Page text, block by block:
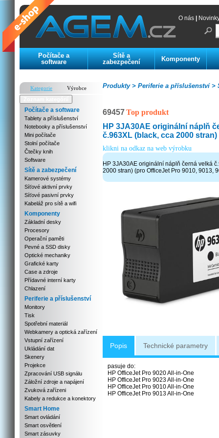
O nás
Počítače a
software
Sítě a
zabezpečení
Komponenty
Kategorie
Výrobce
Počítače a software
Tablety a příslušenství
Notebooky a příslušenství
Mini počítače
Stolní počítače
Čtečky knih
Software
Sítě a zabezpečení
Kamerové systémy
Síťové aktivní prvky
Síťové pasivní prvky
Kabeláž pro sítě a wifi
Komponenty
Základní desky
Procesory
Operační paměti
Pevné a SSD disky
Optické mechaniky
Grafické karty
Case a zdroje
Přídavné interní karty
Chlazení
Periferie a příslušenství
Monitory
Tisk
Spotřební materiál
Webkamery a optická zařízení
Vstupní zařízení
Ukládání dat
Skenery
Projekce
Zpracování USB signálu
Záložní zdroje a napájení
Zvuková zařízeni
Kabely a redukce a konektory
Smart Home
Smart ovládání
Smart osvětlení
Smart zásuvky
Periferie a příslušenství >
Produkty >
69457Top produkt
HP 3JA30AE originální náplň
č.963XL (black, cca 2000 stran)
klikni na odkaz na web výrobku
HP 3JA30AE originální náplň černá velká
2000 stran) (pro OfficeJet Pro 9010, 9013,
Popis Technické parametry
pasuje do:
HP OfficeJet Pro 9020 All-in-One
HP OfficeJet Pro 9023 All-in-One
HP OfficeJet Pro 9010 All-in-One
HP OfficeJet Pro 9013 All-in-One